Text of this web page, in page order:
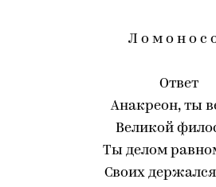
Л о м о н о с
Ответ
Анакреон, ты
Великой
Ты делом
Своих